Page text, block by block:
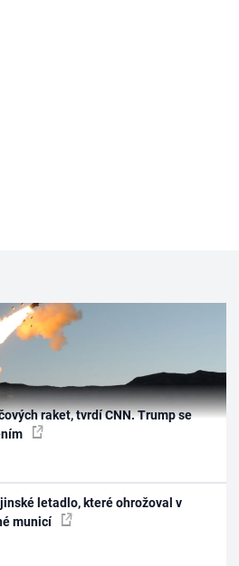
raket, tvrdí CNN. Trump se
letadlo, které ohrožoval v
municí